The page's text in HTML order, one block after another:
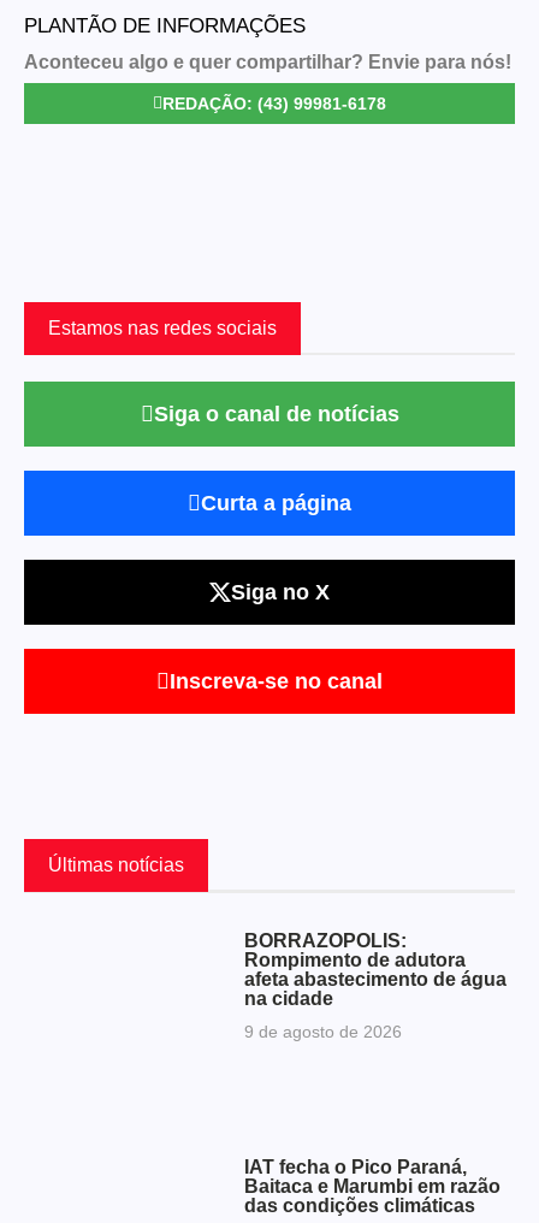
PLANTÃO DE INFORMAÇÕES
Aconteceu algo e quer compartilhar? Envie para nós!
REDAÇÃO: (43) 99981-6178
Estamos nas redes sociais
Siga o canal de notícias
Curta a página
Siga no X
Inscreva-se no canal
Últimas notícias
BORRAZÓPOLIS:
Rompimento de adutora
afeta abastecimento de água
na cidade
9 de agosto de 2026
IAT fecha o Pico Paraná,
Baitaca e Marumbi em razão
das condições climáticas